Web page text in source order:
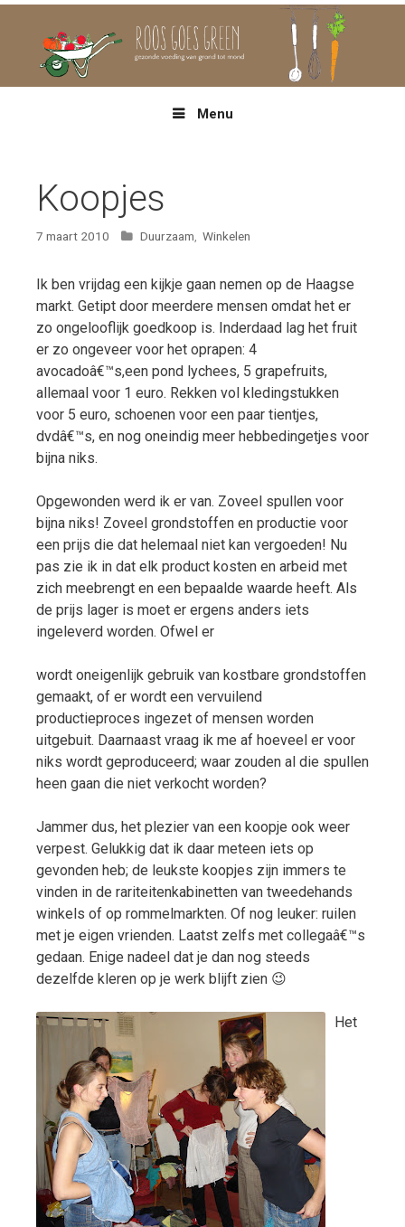
Menu
Koopjes
7 maart 2010 Categorieën
Duurzaam, Winkelen
Ik ben vrijdag een kijkje gaan nemen op de Haagse
markt. Getipt door meerdere mensen omdat het er
zo ongelooflijk goedkoop is. Inderdaad lag het fruit
er zo ongeveer voor het oprapen: 4
avocadoâ€™s,een pond lychees, 5 grapefruits,
allemaal voor 1 euro. Rekken vol kledingstukken
voor 5 euro, schoenen voor een paar tientjes,
dvdâ€™s, en nog oneindig meer hebbedingetjes voor
bijna niks.
Opgewonden werd ik er van. Zoveel spullen voor
bijna niks! Zoveel grondstoffen en productie voor
een prijs die dat helemaal niet kan vergoeden! Nu
pas zie ik in dat elk product kosten en arbeid met
zich meebrengt en een bepaalde waarde heeft. Als
de prijs lager is moet er ergens anders iets
ingeleverd worden. Ofwel er
wordt oneigenlijk gebruik van kostbare grondstoffen
gemaakt, of er wordt een vervuilend
productieproces ingezet of mensen worden
uitgebuit. Daarnaast vraag ik me af hoeveel er voor
niks wordt geproduceerd; waar zouden al die spullen
heen gaan die niet verkocht worden?
Jammer dus, het plezier van een koopje ook weer
verpest. Gelukkig dat ik daar meteen iets op
gevonden heb; de leukste koopjes zijn immers te
vinden in de rariteitenkabinetten van tweedehands
winkels of op rommelmarkten. Of nog leuker: ruilen
met je eigen vrienden. Laatst zelfs met collegaâ€™s
gedaan. Enige nadeel dat je dan nog steeds
dezelfde kleren op je werk blijft zien 😉
Het